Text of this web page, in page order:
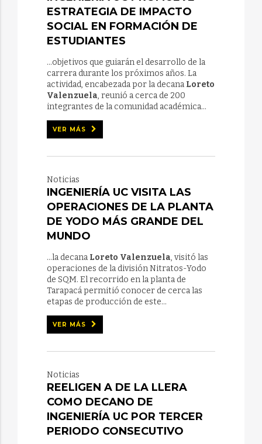
ESTRATEGIA DE IMPACTO
SOCIAL EN FORMACIÓN DE
ESTUDIANTES
...objetivos que guiarán el desarrollo de la
carrera durante los próximos años. La
actividad, encabezada por la decana Loreto
Valenzuela, reunió a cerca de 200
integrantes de la comunidad académica...
VER MÁS
Noticias
INGENIERÍA UC VISITA LAS
OPERACIONES DE LA PLANTA
DE YODO MÁS GRANDE DEL
MUNDO
...la decana Loreto Valenzuela, visitó las
operaciones de la división Nitratos-Yodo
de SQM. El recorrido en la planta de
Tarapacá permitió conocer de cerca las
etapas de producción de este...
VER MÁS
Noticias
REELIGEN A DE LA LLERA
COMO DECANO DE
INGENIERÍA UC POR TERCER
PERIODO CONSECUTIVO